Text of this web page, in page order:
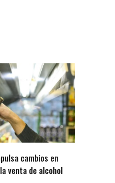
cambios en
venta de alcohol